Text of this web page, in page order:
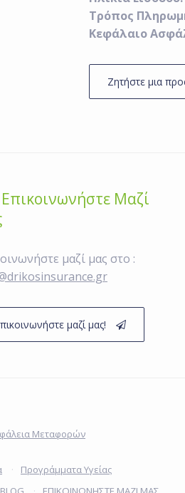
Τρόπος
Κεφάλαιο
Ζητήστε μια
Επικοινωνήστε Μαζί
μαζί μας στο :
μαζί μας!
Μεταφορών
Προγράμματα Υγείας